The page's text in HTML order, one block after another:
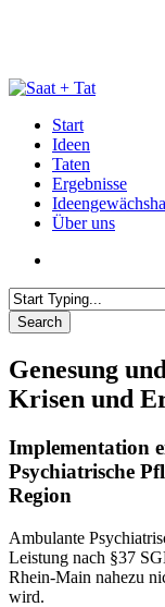
content
search
Menu
Start
Ideen
Taten
Ergebnisse
Über uns
Search
Search
Genesung
Krisen und
Implementation
Psychiatrische
Region
Ambulante
Leistung nach §37
Rhein-Main nahezu
wird.